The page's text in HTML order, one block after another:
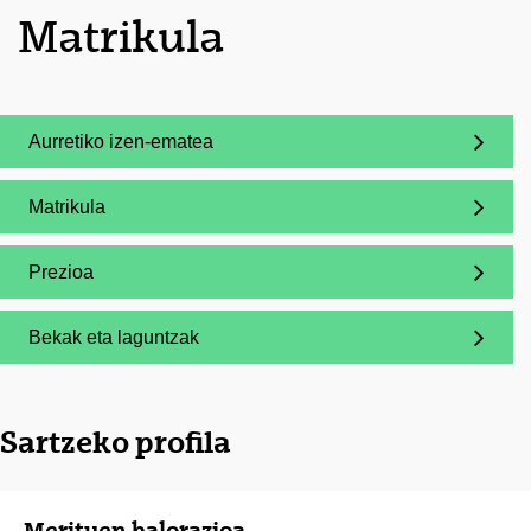
Matrikula
(Beste leiho bat zabalduko du)
Aurretiko izen-ematea
(Beste leiho bat zabalduko du)
Matrikula
(Beste leiho bat zabalduko du)
Prezioa
(Beste leiho bat zabalduko du)
Bekak eta laguntzak
Sartzeko profila